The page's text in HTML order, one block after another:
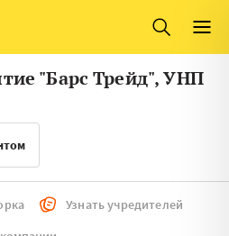
Литва
Финляндия
"Барс Трейд", УНП
Узнать учредителей